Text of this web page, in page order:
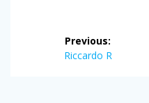
navigation
Previous:
Previous
Riccardo R